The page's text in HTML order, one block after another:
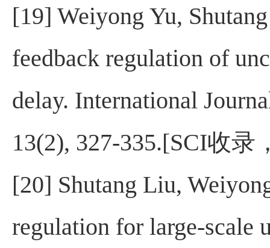
[19] Weiyong Yu,
feedback regulation of
delay. International
13(2), 327-335.[SCI收录
[20] Shutang Liu,
regulation for large-scale